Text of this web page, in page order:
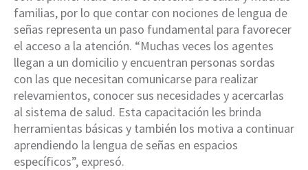
familias, por lo que contar con nociones de lengua de
señas representa un paso fundamental para favorecer
el acceso a la atención. “Muchas veces los agentes
llegan a un domicilio y encuentran personas sordas
con las que necesitan comunicarse para realizar
relevamientos, conocer sus necesidades y acercarlas
al sistema de salud. Esta capacitación les brinda
herramientas básicas y también los motiva a continuar
aprendiendo la lengua de señas en espacios
específicos”, expresó.